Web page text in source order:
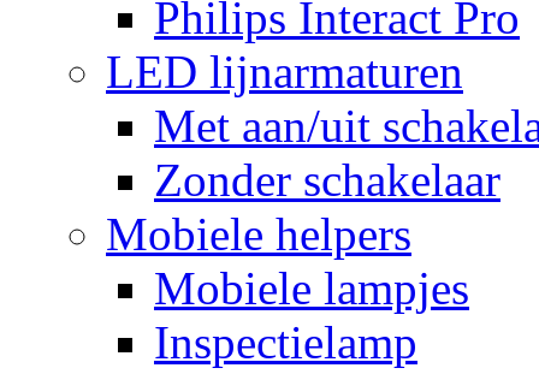
Philips Interact Pro
LED lijnarmaturen
Met aan/uit
Zonder schakelaar
Mobiele helpers
Mobiele lampjes
Inspectielamp